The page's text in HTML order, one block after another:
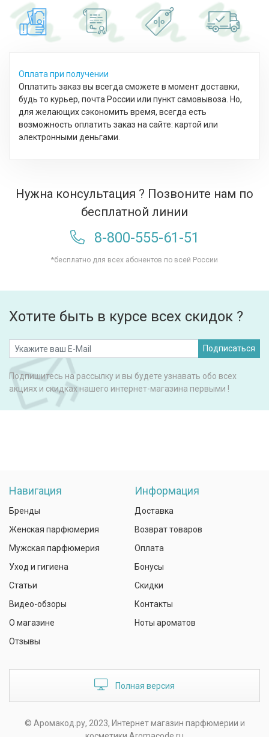
Оплата при получении
Оплатить заказ вы всегда сможете в момент доставки,
будь то курьер, почта России или пункт самовывоза. Но,
для желающих сэкономить время, всегда есть
возможность оплатить заказ на сайте: картой или
электронными деньгами.
Нужна консультация ? Позвоните нам по
бесплатной линии
8-800-555-61-51
*бесплатно для всех абонентов по всей России
Хотите быть в курсе всех скидок ?
Подписаться
Подпишитесь на рассылку и вы будете узнавать обо всех
акциях и скидках нашего интернет-магазина первыми !
Навигация
Бренды
Женская парфюмерия
Мужская парфюмерия
Уход и гигиена
Статьи
Видео-обзоры
О магазине
Отзывы
Информация
Доставка
Возврат товаров
Оплата
Бонусы
Скидки
Контакты
Ноты ароматов
Полная версия
© Аромакод.ру, 2023, Интернет магазин парфюмерии и